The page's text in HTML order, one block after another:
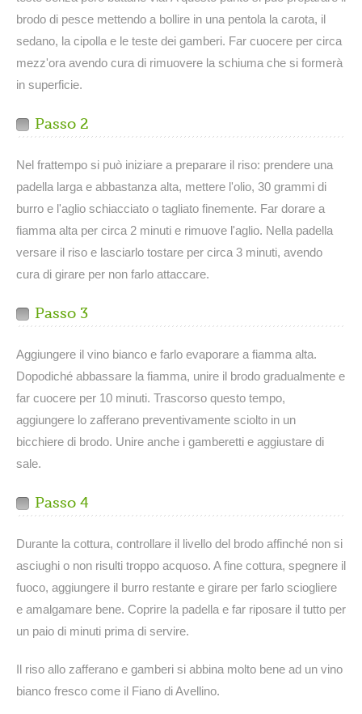
brodo di pesce mettendo a bollire in una pentola la carota, il
sedano, la cipolla e le teste dei gamberi. Far cuocere per circa
mezz'ora avendo cura di rimuovere la schiuma che si formerà
in superficie.
Passo 2
Nel frattempo si può iniziare a preparare il riso: prendere una
padella larga e abbastanza alta, mettere l'olio, 30 grammi di
burro e l'aglio schiacciato o tagliato finemente. Far dorare a
fiamma alta per circa 2 minuti e rimuove l'aglio. Nella padella
versare il riso e lasciarlo tostare per circa 3 minuti, avendo
cura di girare per non farlo attaccare.
Passo 3
Aggiungere il vino bianco e farlo evaporare a fiamma alta.
Dopodiché abbassare la fiamma, unire il brodo gradualmente e
far cuocere per 10 minuti. Trascorso questo tempo,
aggiungere lo zafferano preventivamente sciolto in un
bicchiere di brodo. Unire anche i gamberetti e aggiustare di
sale.
Passo 4
Durante la cottura, controllare il livello del brodo affinché non si
asciughi o non risulti troppo acquoso. A fine cottura, spegnere il
fuoco, aggiungere il burro restante e girare per farlo sciogliere
e amalgamare bene. Coprire la padella e far riposare il tutto per
un paio di minuti prima di servire.
Il riso allo zafferano e gamberi si abbina molto bene ad un vino
bianco fresco come il Fiano di Avellino.